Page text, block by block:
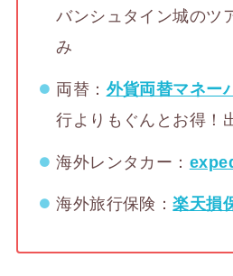
バンシュタイン城のツ
み
両替： 外貨両替マネー
行よりもぐんとお得！
海外レンタカー：
海外旅行保険：楽天損